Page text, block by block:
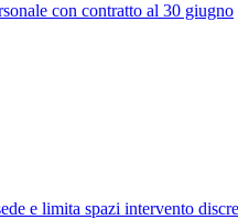
con contratto al 30 giugno
e limita spazi intervento